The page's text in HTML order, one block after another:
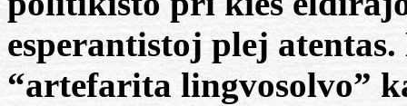
esperantistoj plej
“artefarita lingvosolvo”